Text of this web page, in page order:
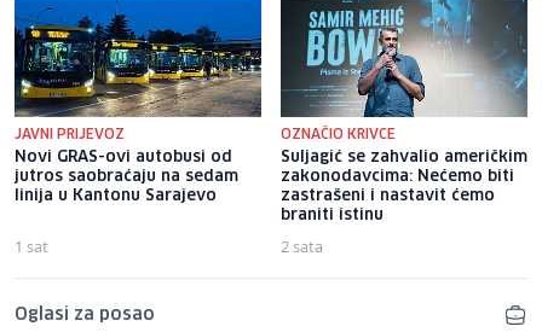
JAVNI PRIJEVOZ
Novi GRAS-ovi autobusi od
jutros saobraćaju na sedam
linija u Kantonu Sarajevo
1 sat
OZNAČIO KRIVCE
Suljagić se zahvalio američkim
zakonodavcima: Nećemo biti
zastrašeni i nastavit ćemo
braniti istinu
2 sata
Oglasi za posao